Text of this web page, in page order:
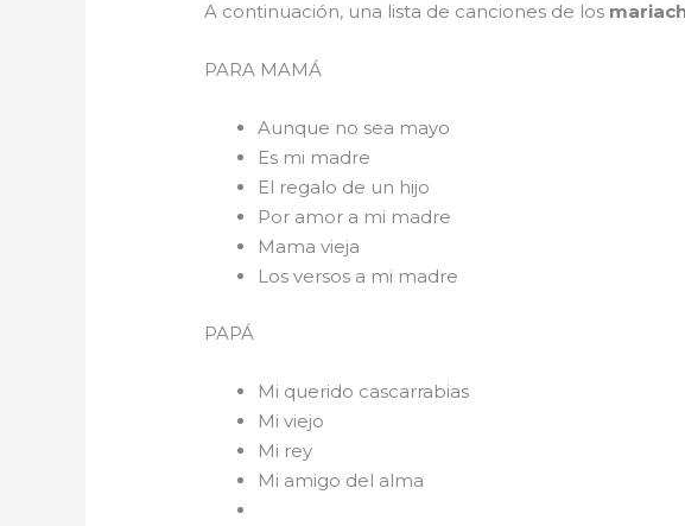
A continuación, una lista de canciones de los
PARA MAMÁ
Aunque no sea mayo
Es mi madre
El regalo de un hijo
Por amor a mi madre
Mama vieja
Los versos a mi madre
PAPÁ
Mi querido cascarrabias
Mi viejo
Mi rey
Mi amigo del alma